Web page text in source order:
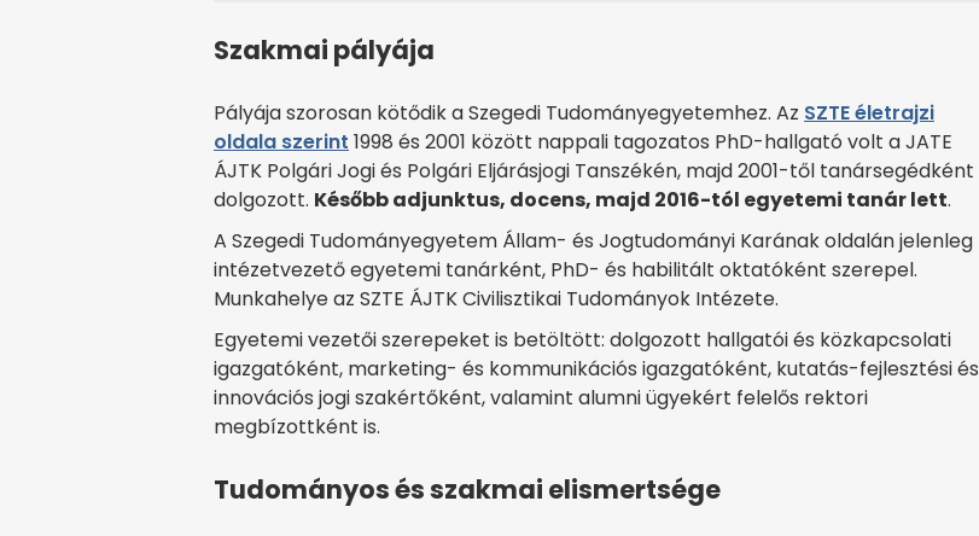
Szakmai pályája
Pályája szorosan kötődik a Szegedi Tudományegyetemhez. Az SZTE életrajzi
oldala szerint 1998 és 2001 között nappali tagozatos PhD-hallgató volt a JATE
ÁJTK Polgári Jogi és Polgári Eljárásjogi Tanszékén, majd 2001-től tanársegédként
dolgozott. Később adjunktus, docens, majd 2016-tól egyetemi tanár lett.
A Szegedi Tudományegyetem Állam- és Jogtudományi Karának oldalán jelenleg
intézetvezető egyetemi tanárként, PhD- és habilitált oktatóként szerepel.
Munkahelye az SZTE ÁJTK Civilisztikai Tudományok Intézete.
Egyetemi vezetői szerepeket is betöltött: dolgozott hallgatói és közkapcsolati
igazgatóként, marketing- és kommunikációs igazgatóként, kutatás-fejlesztési és
innovációs jogi szakértőként, valamint alumni ügyekért felelős rektori
megbízottként is.
Tudományos és szakmai elismertsége